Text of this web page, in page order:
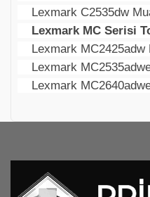
Lexmark C2535dw
Lexmark MC Serisi
Lexmark MC2425adw
Lexmark
Lexmark